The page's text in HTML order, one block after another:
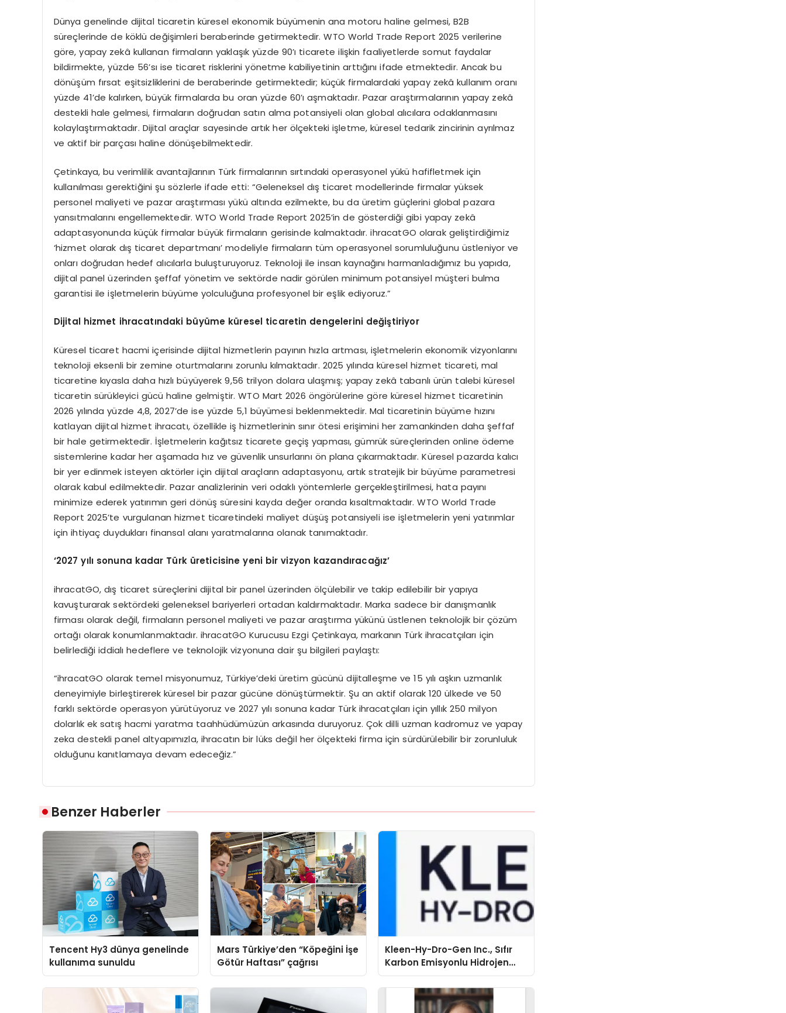
Dünya genelinde dijital ticaretin küresel ekonomik büyümenin ana motoru haline gelmesi, B2B
süreçlerinde de köklü değişimleri beraberinde getirmektedir. WTO World Trade Report 2025 verilerine
göre, yapay zekâ kullanan firmaların yaklaşık yüzde 90’ı ticarete ilişkin faaliyetlerde somut faydalar
bildirmekte, yüzde 56’sı ise ticaret risklerini yönetme kabiliyetinin arttığını ifade etmektedir. Ancak bu
dönüşüm fırsat eşitsizliklerini de beraberinde getirmektedir; küçük firmalardaki yapay zekâ kullanım oranı
yüzde 41’de kalırken, büyük firmalarda bu oran yüzde 60’ı aşmaktadır. Pazar araştırmalarının yapay zekâ
destekli hale gelmesi, firmaların doğrudan satın alma potansiyeli olan global alıcılara odaklanmasını
kolaylaştırmaktadır. Dijital araçlar sayesinde artık her ölçekteki işletme, küresel tedarik zincirinin ayrılmaz
ve aktif bir parçası haline dönüşebilmektedir.
Çetinkaya, bu verimlilik avantajlarının Türk firmalarının sırtındaki operasyonel yükü hafifletmek için
kullanılması gerektiğini şu sözlerle ifade etti: “Geleneksel dış ticaret modellerinde firmalar yüksek
personel maliyeti ve pazar araştırması yükü altında ezilmekte, bu da üretim güçlerini global pazara
yansıtmalarını engellemektedir. WTO World Trade Report 2025’in de gösterdiği gibi yapay zekâ
adaptasyonunda küçük firmalar büyük firmaların gerisinde kalmaktadır. ihracatGO olarak geliştirdiğimiz
‘hizmet olarak dış ticaret departmanı’ modeliyle firmaların tüm operasyonel sorumluluğunu üstleniyor ve
onları doğrudan hedef alıcılarla buluşturuyoruz. Teknoloji ile insan kaynağını harmanladığımız bu yapıda,
dijital panel üzerinden şeffaf yönetim ve sektörde nadir görülen minimum potansiyel müşteri bulma
garantisi ile işletmelerin büyüme yolculuğuna profesyonel bir eşlik ediyoruz.”
Dijital hizmet ihracatındaki büyüme küresel ticaretin dengelerini değiştiriyor
Küresel ticaret hacmi içerisinde dijital hizmetlerin payının hızla artması, işletmelerin ekonomik vizyonlarını
teknoloji eksenli bir zemine oturtmalarını zorunlu kılmaktadır. 2025 yılında küresel hizmet ticareti, mal
ticaretine kıyasla daha hızlı büyüyerek 9,56 trilyon dolara ulaşmış; yapay zekâ tabanlı ürün talebi küresel
ticaretin sürükleyici gücü haline gelmiştir. WTO Mart 2026 öngörülerine göre küresel hizmet ticaretinin
2026 yılında yüzde 4,8, 2027’de ise yüzde 5,1 büyümesi beklenmektedir. Mal ticaretinin büyüme hızını
katlayan dijital hizmet ihracatı, özellikle iş hizmetlerinin sınır ötesi erişimini her zamankinden daha şeffaf
bir hale getirmektedir. İşletmelerin kağıtsız ticarete geçiş yapması, gümrük süreçlerinden online ödeme
sistemlerine kadar her aşamada hız ve güvenlik unsurlarını ön plana çıkarmaktadır. Küresel pazarda kalıcı
bir yer edinmek isteyen aktörler için dijital araçların adaptasyonu, artık stratejik bir büyüme parametresi
olarak kabul edilmektedir. Pazar analizlerinin veri odaklı yöntemlerle gerçekleştirilmesi, hata payını
minimize ederek yatırımın geri dönüş süresini kayda değer oranda kısaltmaktadır. WTO World Trade
Report 2025’te vurgulanan hizmet ticaretindeki maliyet düşüş potansiyeli ise işletmelerin yeni yatırımlar
için ihtiyaç duydukları finansal alanı yaratmalarına olanak tanımaktadır.
‘2027 yılı sonuna kadar Türk üreticisine yeni bir vizyon kazandıracağız’
ihracatGO, dış ticaret süreçlerini dijital bir panel üzerinden ölçülebilir ve takip edilebilir bir yapıya
kavuşturarak sektördeki geleneksel bariyerleri ortadan kaldırmaktadır. Marka sadece bir danışmanlık
firması olarak değil, firmaların personel maliyeti ve pazar araştırma yükünü üstlenen teknolojik bir çözüm
ortağı olarak konumlanmaktadır. ihracatGO Kurucusu Ezgi Çetinkaya, markanın Türk ihracatçıları için
belirlediği iddialı hedeflere ve teknolojik vizyonuna dair şu bilgileri paylaştı:
“ihracatGO olarak temel misyonumuz, Türkiye’deki üretim gücünü dijitalleşme ve 15 yılı aşkın uzmanlık
deneyimiyle birleştirerek küresel bir pazar gücüne dönüştürmektir. Şu an aktif olarak 120 ülkede ve 50
farklı sektörde operasyon yürütüyoruz ve 2027 yılı sonuna kadar Türk ihracatçıları için yıllık 250 milyon
dolarlık ek satış hacmi yaratma taahhüdümüzün arkasında duruyoruz. Çok dilli uzman kadromuz ve yapay
zeka destekli panel altyapımızla, ihracatın bir lüks değil her ölçekteki firma için sürdürülebilir bir zorunluluk
olduğunu kanıtlamaya devam edeceğiz.”
Benzer Haberler
Tencent Hy3 dünya genelinde
kullanıma sunuldu
Mars Türkiye’den “Köpeğini İşe
Götür Haftası” çağrısı
Kleen-Hy-Dro-Gen Inc., Sıfır
Karbon Emisyonlu Hidrojen
Isıtma Teknolojisinde ISO ve
TSSA Düzenleyici Onaylarını